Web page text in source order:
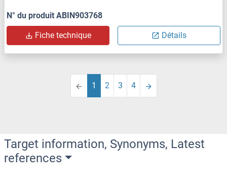
N° du produit ABIN903768
Fiche technique Détails
1 2 3 4
Target information, Synonyms, Latest
references